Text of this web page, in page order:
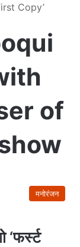
Copy’
of
मनोरंजन
‘फर्स्ट